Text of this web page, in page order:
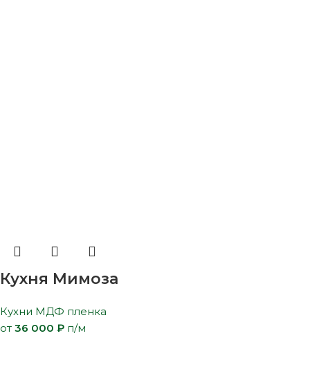
Кухня Мимоза
Кухни МДФ пленка
от 36 000 ₽ п/м